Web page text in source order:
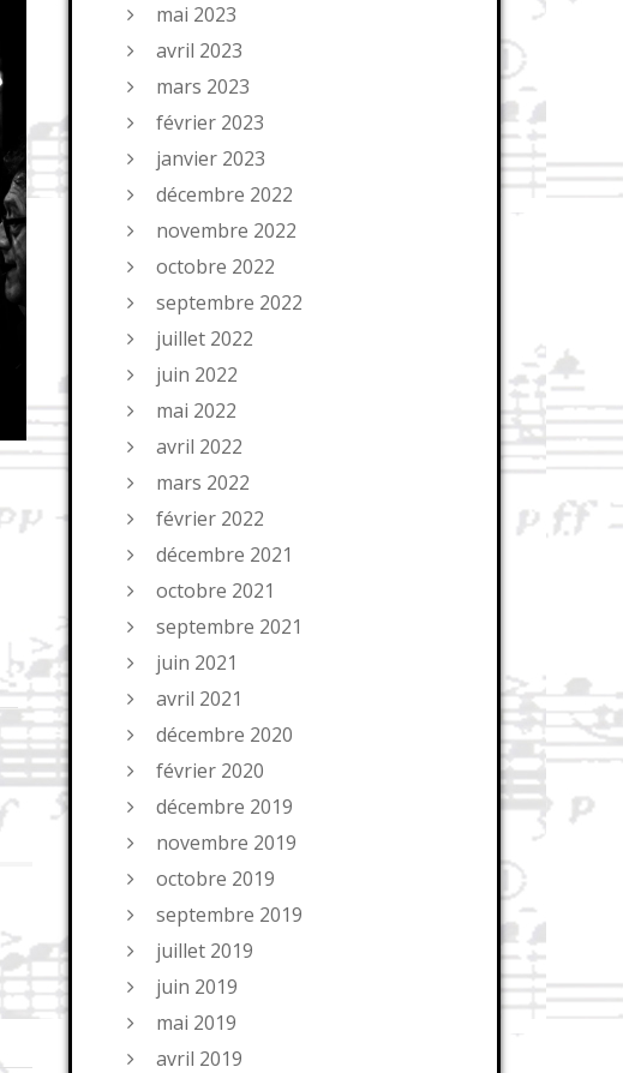
mai 2023
avril 2023
mars 2023
février 2023
janvier 2023
décembre 2022
novembre 2022
octobre 2022
septembre 2022
juillet 2022
juin 2022
mai 2022
avril 2022
mars 2022
février 2022
décembre 2021
octobre 2021
septembre 2021
juin 2021
avril 2021
décembre 2020
février 2020
décembre 2019
novembre 2019
octobre 2019
septembre 2019
juillet 2019
juin 2019
mai 2019
avril 2019